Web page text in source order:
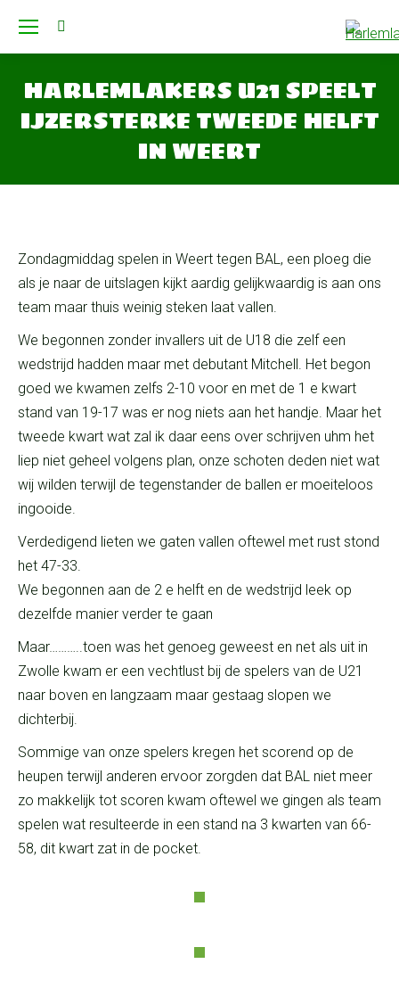
Search:
HARLEMLAKERS U21 SPEELT
IJZERSTERKE TWEEDE HELFT
IN WEERT
Zondagmiddag spelen in Weert tegen BAL, een ploeg die
als je naar de uitslagen kijkt aardig gelijkwaardig is aan ons
team maar thuis weinig steken laat vallen.
We begonnen zonder invallers uit de U18 die zelf een
wedstrijd hadden maar met debutant Mitchell. Het begon
goed we kwamen zelfs 2-10 voor en met de 1 e kwart
stand van 19-17 was er nog niets aan het handje. Maar het
tweede kwart wat zal ik daar eens over schrijven uhm het
liep niet geheel volgens plan, onze schoten deden niet wat
wij wilden terwijl de tegenstander de ballen er moeiteloos
ingooide.
Verdedigend lieten we gaten vallen oftewel met rust stond
het 47-33.
We begonnen aan de 2 e helft en de wedstrijd leek op
dezelfde manier verder te gaan
Maar………..toen was het genoeg geweest en net als uit in
Zwolle kwam er een vechtlust bij de spelers van de U21
naar boven en langzaam maar gestaag slopen we
dichterbij.
Sommige van onze spelers kregen het scorend op de
heupen terwijl anderen ervoor zorgden dat BAL niet meer
zo makkelijk tot scoren kwam oftewel we gingen als team
spelen wat resulteerde in een stand na 3 kwarten van 66-
58, dit kwart zat in de pocket.